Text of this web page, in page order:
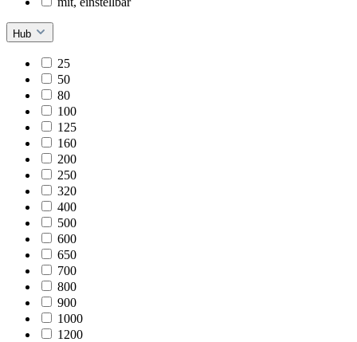
Hub
25
50
80
100
125
160
200
250
320
400
500
600
650
700
800
900
1000
1200